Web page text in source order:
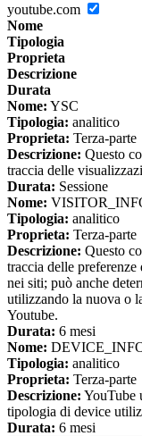
youtube.com
Nome
Tipologia
Proprieta
Descrizione
Durata
Nome: YSC
Tipologia: analitico
Proprieta: Terza-parte
Descrizione: Questo
traccia delle
Durata: Sessione
Nome:
Tipologia: analitico
Proprieta: Terza-parte
Descrizione: Questo
traccia delle
nei siti; può anche
utilizzando la nuova o
Youtube.
Durata: 6 mesi
Nome:
Tipologia: analitico
Proprieta: Terza-parte
Descrizione: YouTube
tipologia di device
Durata: 6 mesi